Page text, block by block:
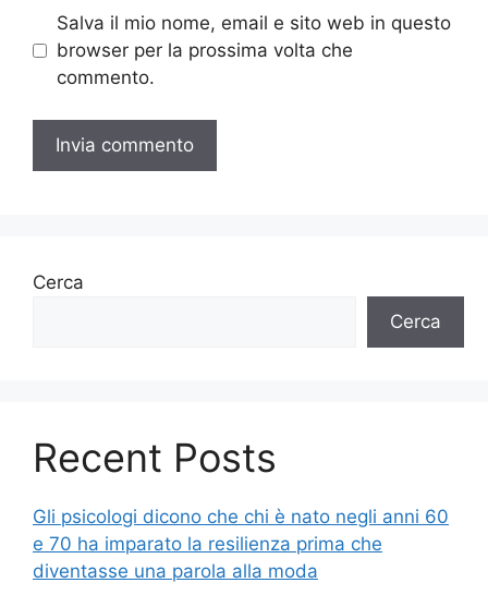
Salva il mio nome, email e sito web in questo
browser per la prossima volta che
commento.
Cerca
Cerca
Recent Posts
Gli psicologi dicono che chi è nato negli anni 60
e 70 ha imparato la resilienza prima che
diventasse una parola alla moda